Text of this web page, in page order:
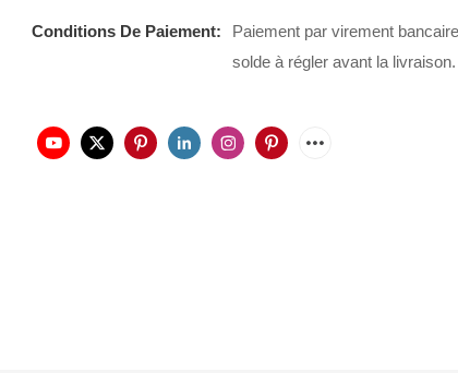
Conditions De Paiement:
Paiement par virement
solde à régler avant la livraison.